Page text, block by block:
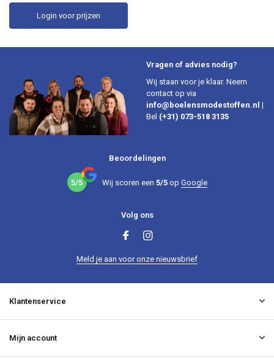
Login voor prijzen
Vragen of advies nodig?
Wij staan voor je klaar. Neem
contact op via
info@boelensmodestoffen.nl |
Bel (+31) 073-518 3135
Beoordelingen
5/5 Wij scoren een 5/5op Google
Volg ons
Meld je aan voor onze nieuwsbrief
Klantenservice
Mijn account